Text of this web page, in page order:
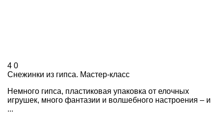
4 0
Снежинки из гипса. Мастер-класс
Немного гипса, пластиковая упаковка от елочных
игрушек, много фантазии и волшебного настроения – и
...